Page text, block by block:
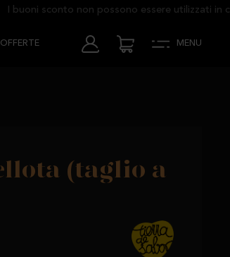
sconto non possono essere utilizzati in
OFFERTE MENU
(taglio a